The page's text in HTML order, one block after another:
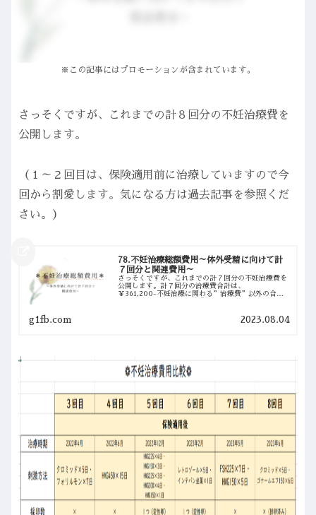
※この記事にはプロモーションが含まれています。
さっそくですが、これまでの計８回分の不妊治療費を
公開します。
（１～２回目は、保険適用前に治療していますので今
回から割愛します。気になる方は過去記事を参照くだ
さい。）
78.不妊治療総額費用～体外受精に向けて計
７回分と関連費用～
さっそくですが、これまでの計７回分の不妊治療費を
公開します。計７回分の治療費合計は、
￥361,200-不妊治療に関わる”治療費”以外の合計
g1fb.com 2023.08.04